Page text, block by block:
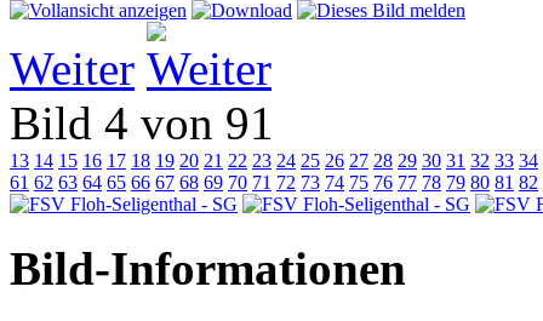
Weiter
Bild 4 von 91
13 14 15 16 17 18 19 20 21 22 23 24 25 26 27 28 29 30 31 32 33 34
61 62 63 64 65 66 67 68 69 70 71 72 73 74 75 76 77 78 79 80 81 82
Bild-Informationen